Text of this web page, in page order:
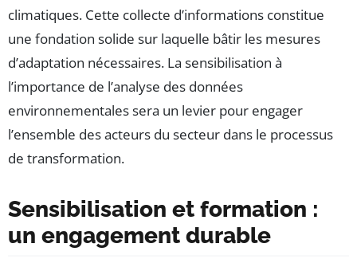
climatiques. Cette collecte d’informations constitue
une fondation solide sur laquelle bâtir les mesures
d’adaptation nécessaires. La sensibilisation à
l’importance de l’analyse des données
environnementales sera un levier pour engager
l’ensemble des acteurs du secteur dans le processus
de transformation.
Sensibilisation et formation :
un engagement durable